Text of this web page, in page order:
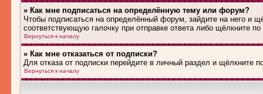
» Как мне подписаться на определённую тему или форум?
Чтобы подписаться на определённый форум, зайдите на него и
соответствующую галочку при отправке ответа либо щёлкните
Вернуться к началу
» Как мне отказаться от подписки?
Для отказа от подписки перейдите в личный раздел и щёлкните
Вернуться к началу